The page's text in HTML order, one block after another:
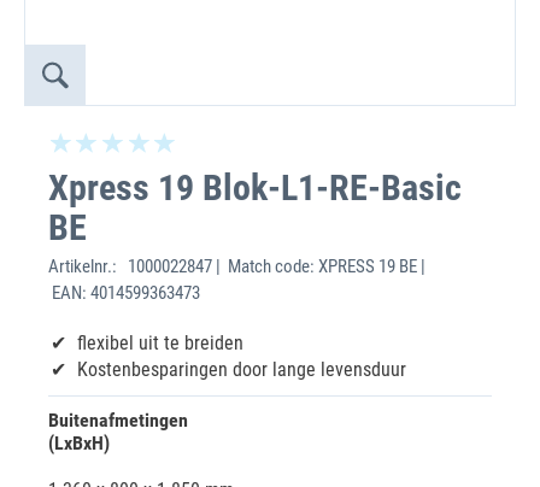
Xpress 19 Blok-L1-RE-Basic
BE
Artikelnr.:
1000022847 | Match code: XPRESS 19 BE |
EAN: 4014599363473
flexibel uit te breiden
Kostenbesparingen door lange levensduur
Buitenafmetingen
(LxBxH)